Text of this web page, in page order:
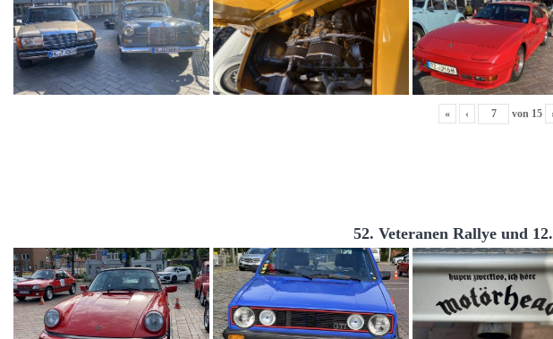
« ‹ von 15
52. Veteranen Rallye und